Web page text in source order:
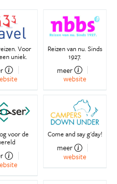
Voor
uniek.
Reizen van nu. Sinds
1927.
meer
website
voor de
Come and say g'day!
meer
website